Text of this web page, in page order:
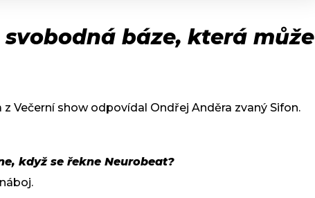
svobodná báze, která může
z Večerní show odpovídal Ondřej Anděra zvaný Sifon.
když se řekne Neurobeat?